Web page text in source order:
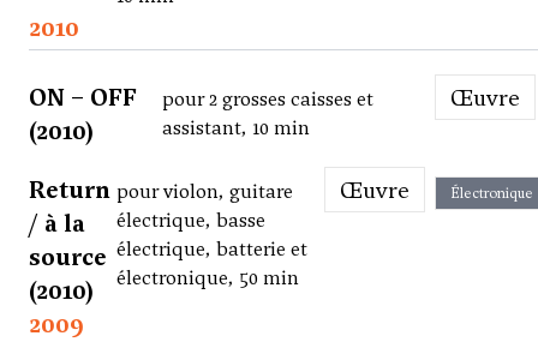
2010
ON – OFF
(2010)
pour 2 grosses caisses et
assistant, 10 min
Œuvre
Return
/ à la
source
(2010)
pour violon, guitare
électrique, basse
électrique, batterie et
électronique, 50 min
Œuvre Électronique
2009